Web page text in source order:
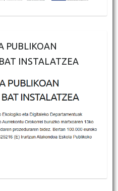
PUBLIKOAN
INSTALATZEA